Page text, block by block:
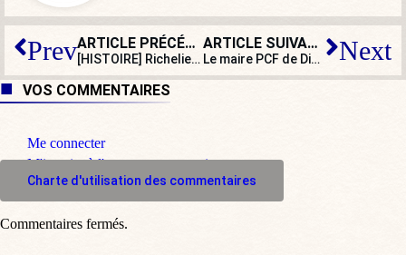
Prev ARTICLE PRÉCÉDENT
[HISTOIRE] Richelieu ou Bayrou : la postérité a déjà choisi
ARTICLE SUIVANT
Le maire PCF de Dieppe impose des logements sociaux, contre l’avis des riverains Next
VOS COMMENTAIRES
Me connecter
M'inscrire à l'espace commentaire
Charte d'utilisation des commentaires
Commentaires fermés.